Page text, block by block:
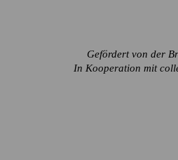
Gefördert von der
In Kooperation mit